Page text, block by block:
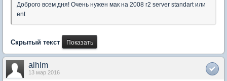
Доброго всем дня! Очень нужен мак на 2008 r2 server standart или
ent
Скрытый текст
alhlm
13 мар 2016